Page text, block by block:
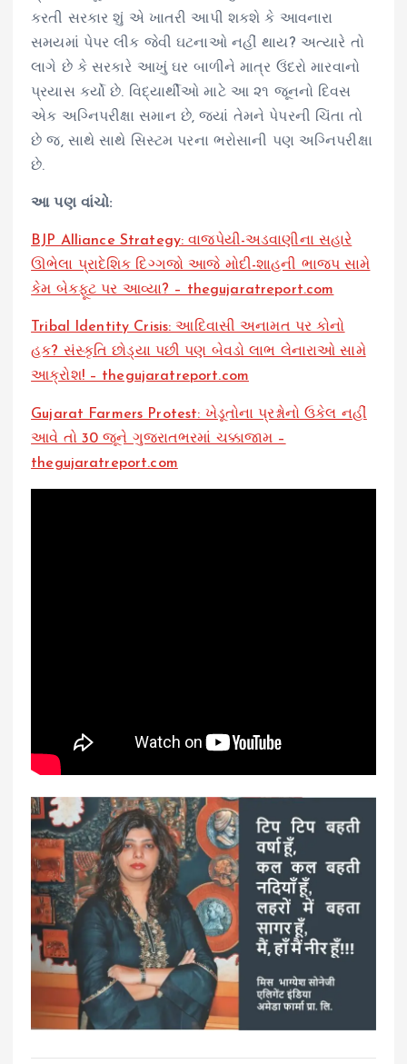
કરતી સરકાર શું એ ખાતરી આપી શકશે કે આવનારા
સમયમાં પેપર લીક જેવી ઘટનાઓ નહીં થાય? અત્યારે તો
લાગે છે કે સરકારે આખું ઘર બાળીને માત્ર ઉંદરો મારવાનો
પ્રયાસ કર્યો છે. વિદ્યાર્થીઓ માટે આ ૨૧ જૂનનો દિવસ
એક અગ્નિપરીક્ષા સમાન છે, જ્યાં તેમને પેપરની ચિંતા તો
છે જ, સાથે સાથે સિસ્ટમ પરના ભરોસાની પણ અગ્નિપરીક્ષા
છે.
આ પણ વાંચો:
BJP Alliance Strategy: વાજપેયી-અડવાણીના સહારે
ઊભેલા પ્રાદેશિક દિગ્ગજો આજે મોદી-શાહની ભાજપ સામે
કેમ બેકફૂટ પર આવ્યા? – thegujaratreport.com
Tribal Identity Crisis: આદિવાસી અનામત પર કોનો
હક? સંસ્કૃતિ છોડ્યા પછી પણ બેવડો લાભ લેનારાઓ સામે
આક્રોશ! – thegujaratreport.com
Gujarat Farmers Protest: ખેડૂતોના પ્રશ્નોનો ઉકેલ નહીં
આવે તો 30 જૂને ગુજરાતભરમાં ચક્કાજામ –
thegujaratreport.com